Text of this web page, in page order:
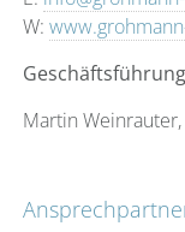
W:
Martin